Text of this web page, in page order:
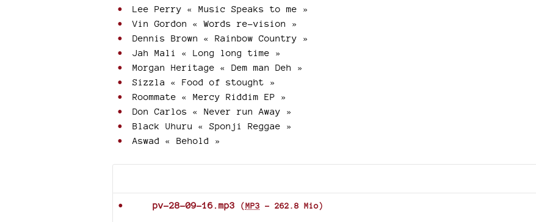
Lee Perry « Music Speaks to me »
Vin Gordon « Words re-vision »
Dennis Brown « Rainbow Country »
Jah Mali « Long long time »
Morgan Heritage « Dem man Deh »
Sizzla « Food of stought »
Roommate « Mercy Riddim EP »
Don Carlos « Never run Away »
Black Uhuru « Sponji Reggae »
Aswad « Behold »
pv-28-09-16.mp3 (MP3 - 262.8 Mio)